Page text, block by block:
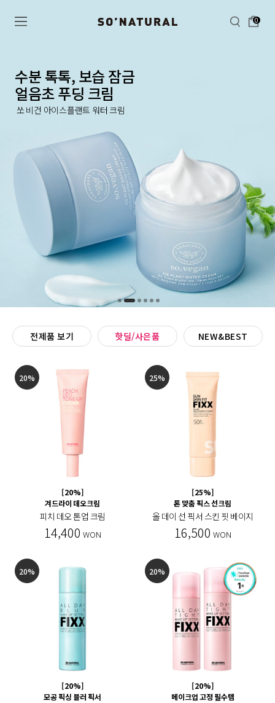
0
수분 톡톡, 보습 잠금
얼음초 푸딩 크림
쏘 비건 아이스플랜트 워터 크림
전제품 보기 핫딜/사은품 NEW&BEST
20%
[20%]
겨드라이 데오크림
피치 데오 톤업 크림
14,400 WON
25%
[25%]
톤 맞춤 픽스 선크림
올 데이 선 픽서 스킨 핏 베이지
16,500 WON
20%
[20%]
모공 픽싱 블러 픽서
20%
[20%]
메이크업 고정 필수템